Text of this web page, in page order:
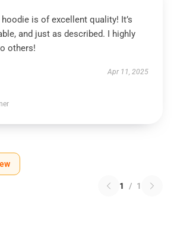
is of excellent quality! It’s
and just as described. I highly
others!
Apr 11, 2025
1 / 1